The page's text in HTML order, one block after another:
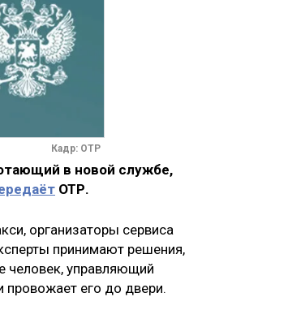
Кадр: ОТР
в новой службе,
ОТР.
организаторы сервиса
принимают решения,
человек, управляющий
провожает его до двери.